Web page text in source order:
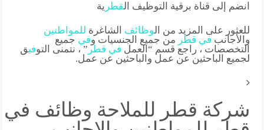
انضم إلى قناة برقية التوظيف ال قطر ية
للعثور على المزيد من ال وظائف الشاغرة
للمواطنين
والأجانب في قطر من جميع الجنسيات وفي جميع
التخصصات ، راجع قسم “العمل في قطر ” ، نتمنى التوفيق
لجميع الباحثين عن عمل والباحثين عن عمل.
شركة قطر للملاحة وظائف في